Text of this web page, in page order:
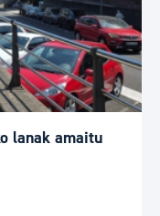
lanak amaitu